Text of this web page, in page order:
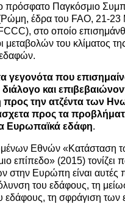
πρόσφατο Παγκόσμιο
έδρα του FAO, 21-23
στο οποίο
μεταβολών του κλίματος
γεγονότα που
και
προς την ατζέντα των
προς τα
Ευρωπαϊκά εδάφη.
Εθνών «Κατάσταση
επίπεδο» (2015) τονίζει
στην Ευρώπη είναι αυτές
του εδάφους, τη
εδάφους, τη σφράγιση των